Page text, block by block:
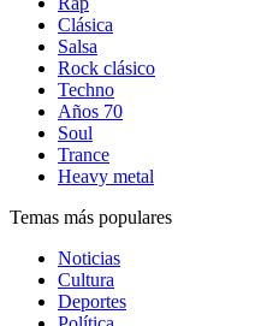
Clásica
Salsa
Rock clásico
Techno
Años 70
Soul
Trance
Heavy metal
Temas más populares
Noticias
Cultura
Deportes